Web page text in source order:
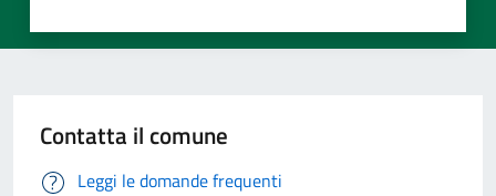
Contatta il comune
Leggi le domande frequenti